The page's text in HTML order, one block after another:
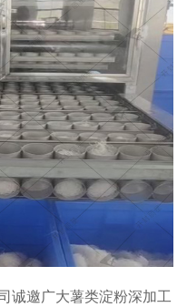
诚邀广大薯类淀粉深加工